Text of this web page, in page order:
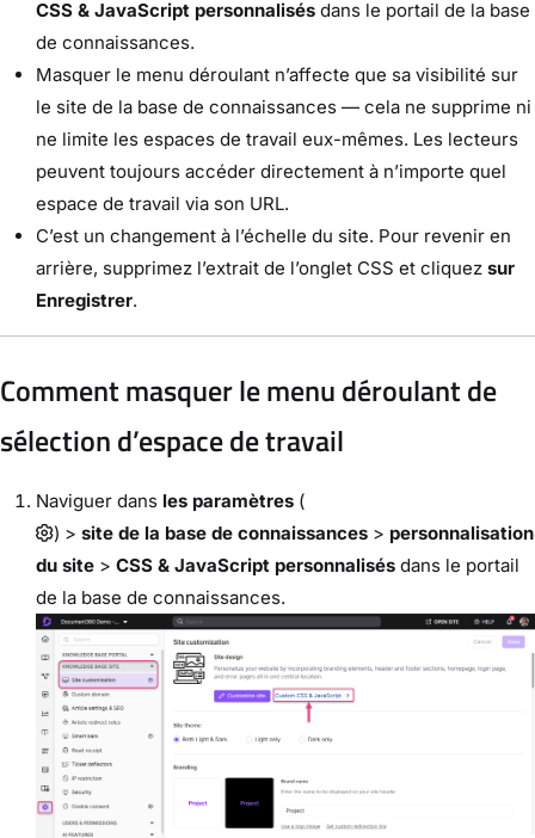
CSS & JavaScript personnalisés dans le portail de la base
de connaissances.
Masquer le menu déroulant n’affecte que sa visibilité sur
le site de la base de connaissances — cela ne supprime ni
ne limite les espaces de travail eux-mêmes. Les lecteurs
peuvent toujours accéder directement à n’importe quel
espace de travail via son URL.
C’est un changement à l’échelle du site. Pour revenir en
arrière, supprimez l’extrait de l’onglet CSS et cliquez sur
Enregistrer.
Comment masquer le menu déroulant de
sélection d’espace de travail
Naviguer dans les paramètres (
) > site de la base de connaissances > personnalisation
du site > CSS & JavaScript personnalisés dans le portail
de la base de connaissances.